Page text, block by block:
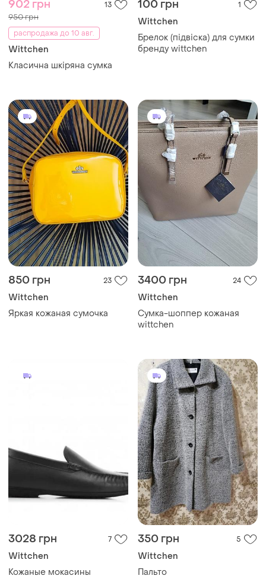
902 грн 13
950 грн
распродажа до 10 авг.
Wittchen
Класична шкіряна сумка
100 грн 1
Wittchen
Брелок (підвіска) для сумки
бренду wittchen
850 грн 23
Wittchen
Яркая кожаная сумочка
3400 грн 24
Wittchen
Сумка-шоппер кожаная
wittchen
3028 грн 7
Wittchen
Кожаные мокасины
350 грн 5
Wittchen
Пальто